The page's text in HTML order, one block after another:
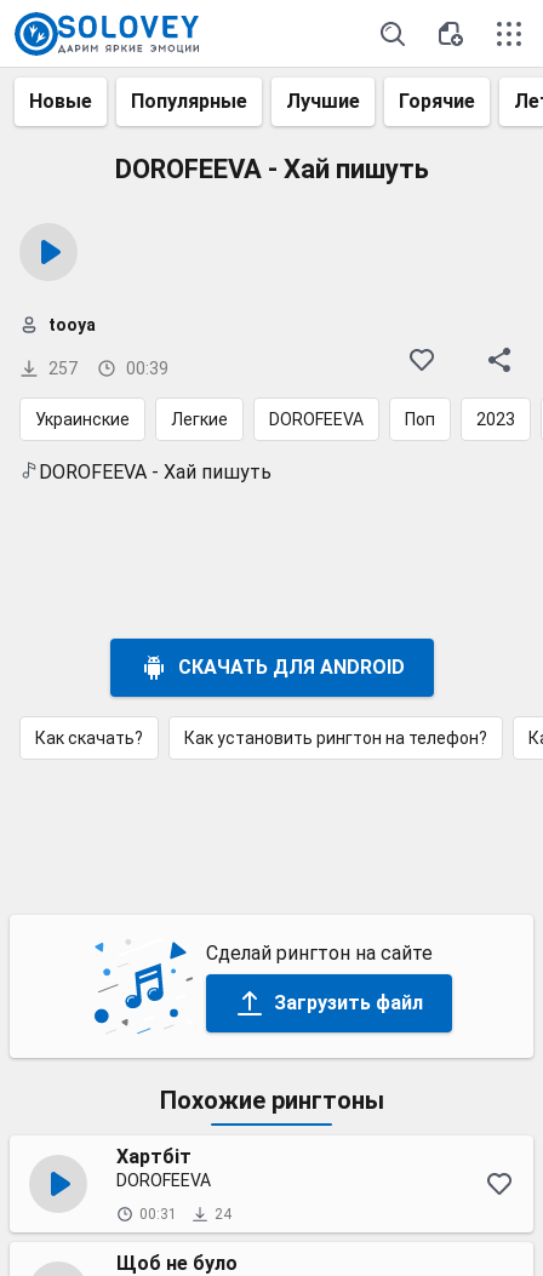
Новые Популярные Лучшие Горячие
DOROFEEVA - Хай пишуть
257 00:39
tooya
Украинские Легкие DOROFEEVA Поп 2023
DOROFEEVA - Хай пишуть
СКАЧАТЬ ДЛЯ ANDROID
Как скачать? Как установить рингтон на телефон?
Сделай рингтон на сайте
Загрузить файл
Похожие рингтоны
Хартбіт
DOROFEEVA
00:31 24
Щоб не було